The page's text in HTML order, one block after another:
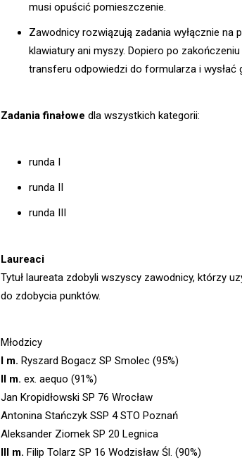
musi opuścić pomieszczenie.
Zawodnicy rozwiązują zadania wyłącznie na
klawiatury ani myszy. Dopiero po
transferu odpowiedzi do formularza i wysłać
Zadania finałowe dla wszystkich kategorii:
runda I
runda II
runda III
Laureaci
Tytuł laureata zdobyli wszyscy zawodnicy, którzy
do zdobycia punktów.
Młodzicy
I m. Ryszard Bogacz SP Smolec (95%)
II m. ex. aequo (91%)
Jan Kropidłowski SP 76 Wrocław
Antonina Stańczyk SSP 4 STO Poznań
Aleksander Ziomek SP 20 Legnica
III m. Filip Tolarz SP 16 Wodzisław Śl. (90%)